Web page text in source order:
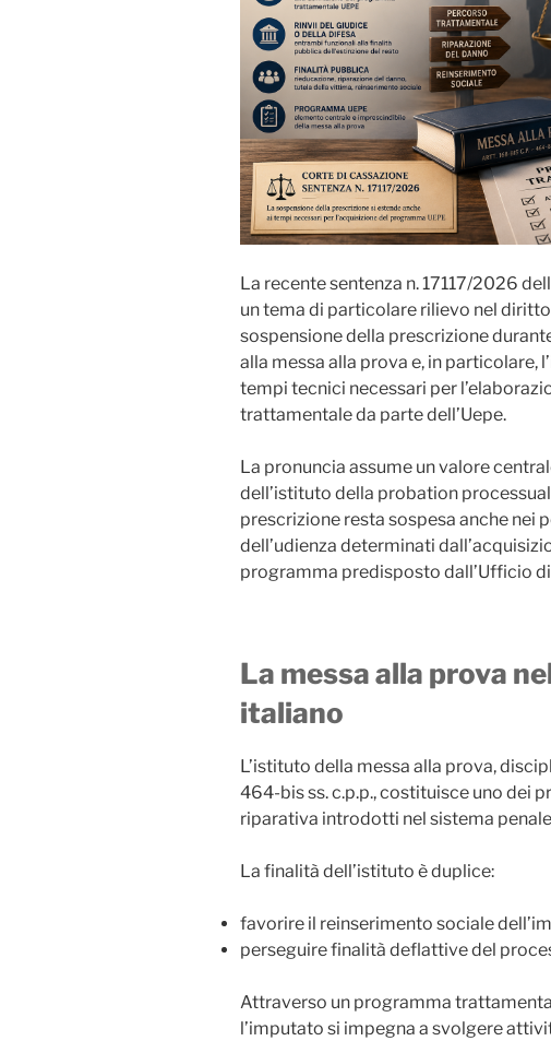
La recente sentenza n. 17117/2026
un tema di particolare rilievo nel
sospensione della prescrizione
alla messa alla prova e, in particolare,
tempi tecnici necessari per
trattamentale da parte dell’Uepe.
La pronuncia assume un valore
dell’istituto della probation
prescrizione resta sospesa anche nei
dell’udienza determinati
programma predisposto dall’Ufficio
La messa alla prova
italiano
L’istituto della messa alla prova,
464-bis ss. c.p.p., costituisce uno dei
riparativa introdotti nel sistema
La finalità dell’istituto è duplice:
favorire il reinserimento sociale
perseguire finalità deflattive del
Attraverso un programma
l’imputato si impegna a svolgere